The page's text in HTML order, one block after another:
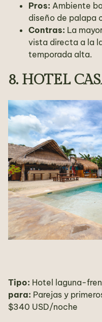
Pros: Ambiente
diseño de palapa
Contras: La
vista directa a la
temporada alta.
8. HOTEL
Tipo: Hotel laguna-
para: Parejas y
$340 USD/noche